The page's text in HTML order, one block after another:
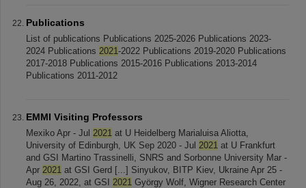
Publications
List of publications Publications 2025-2026 Publications 2023-
2024 Publications 2021-2022 Publications 2019-2020 Publications
2017-2018 Publications 2015-2016 Publications 2013-2014
Publications 2011-2012
EMMI Visiting Professors
Mexiko Apr - Jul 2021 at U Heidelberg Marialuisa Aliotta,
University of Edinburgh, UK Sep 2020 - Jul 2021 at U Frankfurt
and GSI Martino Trassinelli, SNRS and Sorbonne University Mar -
Apr 2021 at GSI Gerd [...] Sinyukov, BITP Kiev, Ukraine Apr 25 -
Aug 26, 2022, at GSI 2021 György Wolf, Wigner Research Center